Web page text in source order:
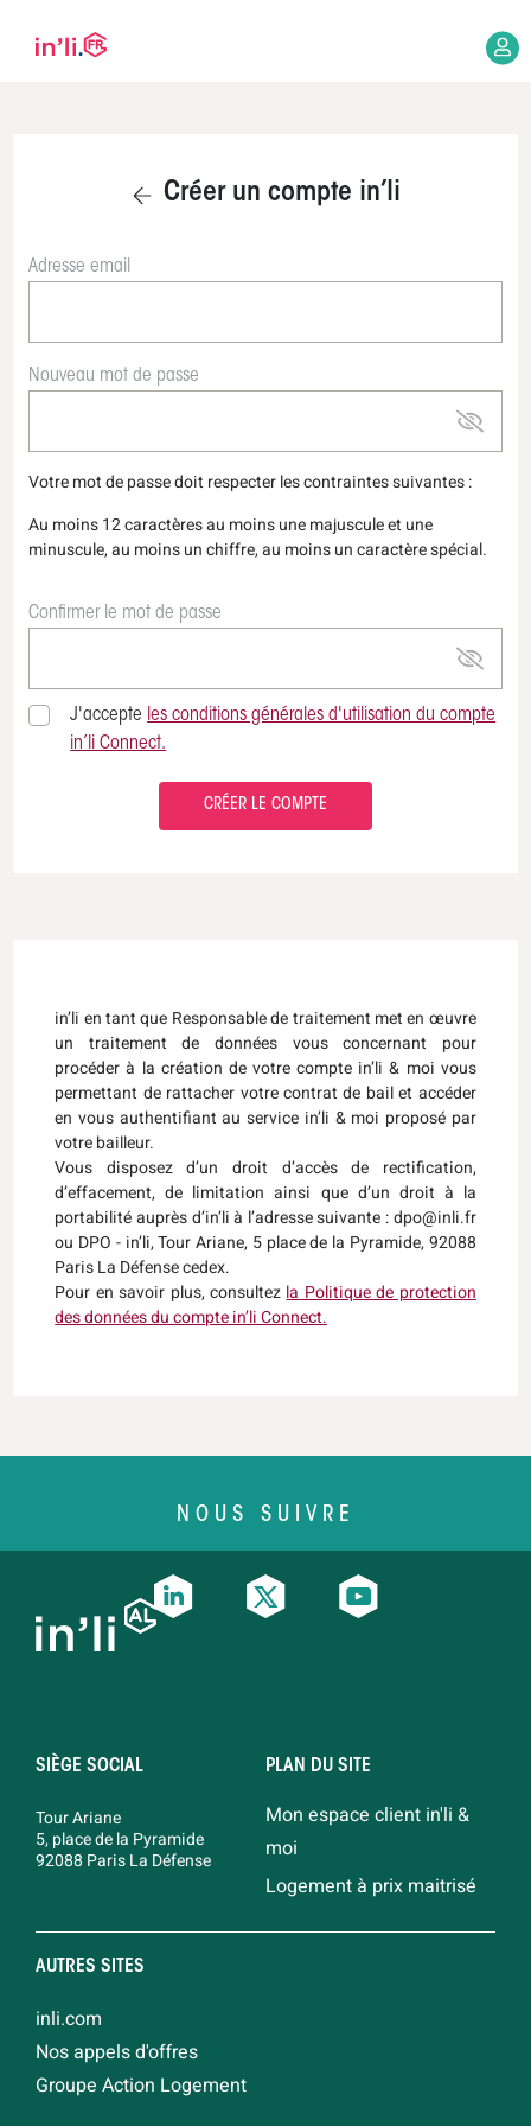
Créer un compte in’li
Adresse email
Nouveau mot de passe
Votre mot de passe doit respecter les contraintes suivantes :
Au moins 12 caractères au moins une majuscule et une
minuscule, au moins un chiffre, au moins un caractère spécial.
Confirmer le mot de passe
J'accepte les conditions générales d'utilisation du compte
in’li Connect.
CRÉER LE COMPTE
in’li en tant que Responsable de traitement met en œuvre
un traitement de données vous concernant pour
procéder à la création de votre compte in’li & moi vous
permettant de rattacher votre contrat de bail et accéder
en vous authentifiant au service in’li & moi proposé par
votre bailleur.
Vous disposez d’un droit d’accès de rectification,
d’effacement, de limitation ainsi que d’un droit à la
portabilité auprès d’in’li à l’adresse suivante : dpo@inli.fr
ou DPO - in’li, Tour Ariane, 5 place de la Pyramide, 92088
Paris La Défense cedex.
Pour en savoir plus, consultez la Politique de protection
des données du compte in’li Connect.
NOUS SUIVRE
SIÈGE SOCIAL
Tour Ariane
5, place de la Pyramide
92088 Paris La Défense
PLAN DU SITE
Mon espace client in'li &
moi
Logement à prix maitrisé
AUTRES SITES
inli.com
Nos appels d'offres
Groupe Action Logement